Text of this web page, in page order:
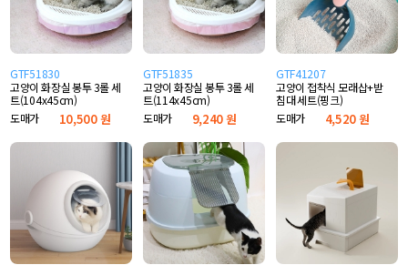
GTF51830
고양이 화장실 봉투 3롤 세
트(104x45cm)
도매가
10,500 원
GTF51835
고양이 화장실 봉투 3롤 세
트(114x45cm)
도매가
9,240 원
GTF41207
고양이 접착식 모래삽+받
침대 세트(핑크)
도매가
4,520 원